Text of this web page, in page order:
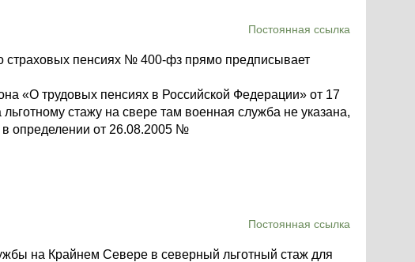
Постоянная ссылка
страховых пенсиях № 400-фз прямо предписывает
«О трудовых пенсиях в Российской Федерации» от 17
стажу на свере там военная служба не указана,
определении от 26.08.2005 №
Постоянная ссылка
на Крайнем Севере в северный льготный стаж для